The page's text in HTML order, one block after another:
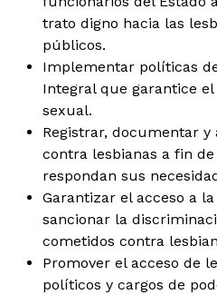
trato digno hacia las
públicos.
Implementar políticas
Integral que garantice
sexual.
Registrar, documentar y
contra lesbianas a fin
respondan sus
Garantizar el acceso a
sancionar la
cometidos contra
Promover el acceso de
políticos y cargos de